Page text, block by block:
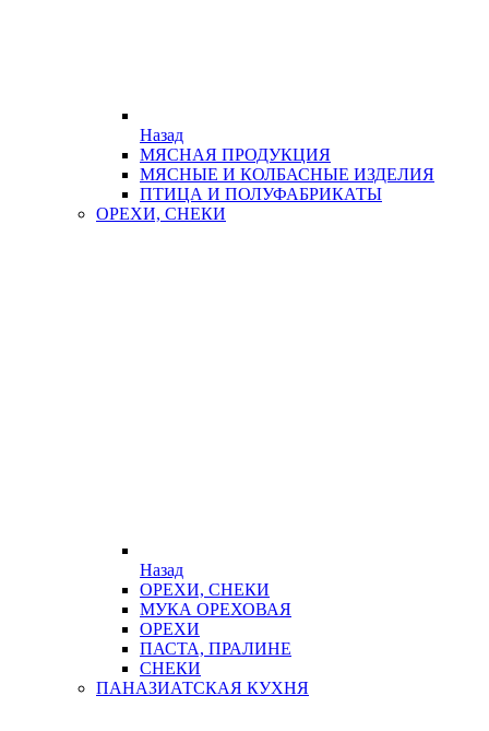
Назад
МЯСНАЯ ПРОДУКЦИЯ
МЯСНЫЕ И КОЛБАСНЫЕ ИЗДЕЛИЯ
ПТИЦА И ПОЛУФАБРИКАТЫ
ОРЕХИ, СНЕКИ
Назад
ОРЕХИ, СНЕКИ
МУКА ОРЕХОВАЯ
ОРЕХИ
ПАСТА, ПРАЛИНЕ
СНЕКИ
ПАНАЗИАТСКАЯ КУХНЯ